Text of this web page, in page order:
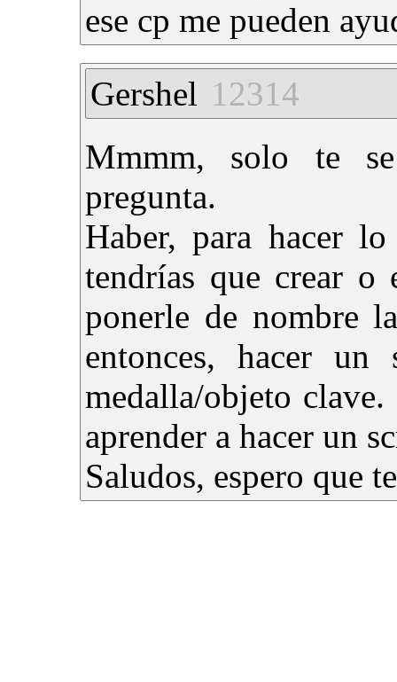
ese cp me pueden
Gershel 12314
Mmmm, solo te
pregunta.
Haber, para hacer
tendrías que crear
ponerle de nombre
entonces, hacer
medalla/objeto
aprender a hacer un
Saludos, espero que